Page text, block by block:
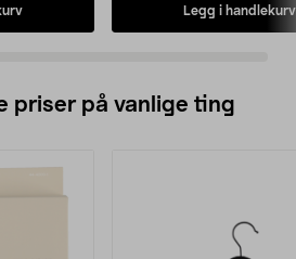
Legg i handlekurv
priser på vanlige ting